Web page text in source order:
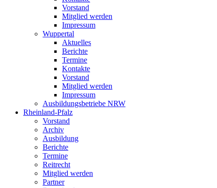
Vorstand
Mitglied werden
Impressum
Wuppertal
Aktuelles
Berichte
Termine
Kontakte
Vorstand
Mitglied werden
Impressum
Ausbildungsbetriebe NRW
Rheinland-Pfalz
Vorstand
Archiv
Ausbildung
Berichte
Termine
Reitrecht
Mitglied werden
Partner